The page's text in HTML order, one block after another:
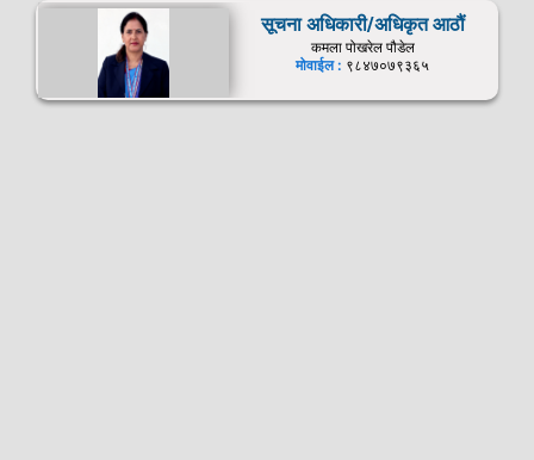
सूचना अधिकारी/अधिकृत आठौं
कमला पोखरेल पौडेल
मोवाईल : ९८४७०७९३६५